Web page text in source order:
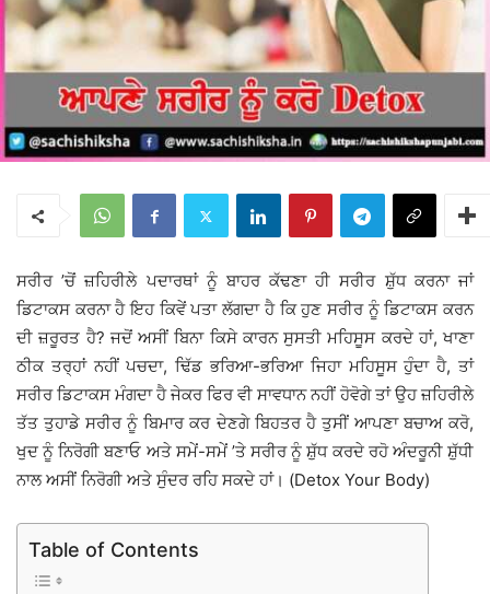
ਸਰੀਰ ’ਚੋਂ ਜ਼ਹਿਰੀਲੇ ਪਦਾਰਥਾਂ ਨੂੰ ਬਾਹਰ ਕੱਢਣਾ ਹੀ ਸਰੀਰ ਸ਼ੁੱਧ ਕਰਨਾ ਜਾਂ
ਡਿਟਾਕਸ ਕਰਨਾ ਹੈ ਇਹ ਕਿਵੇਂ ਪਤਾ ਲੱਗਦਾ ਹੈ ਕਿ ਹੁਣ ਸਰੀਰ ਨੂੰ ਡਿਟਾਕਸ ਕਰਨ
ਦੀ ਜ਼ਰੂਰਤ ਹੈ? ਜਦੋਂ ਅਸੀਂ ਬਿਨਾ ਕਿਸੇ ਕਾਰਨ ਸੁਸਤੀ ਮਹਿਸੂਸ ਕਰਦੇ ਹਾਂ, ਖਾਣਾ
ਠੀਕ ਤਰ੍ਹਾਂ ਨਹੀਂ ਪਚਦਾ, ਢਿੱਡ ਭਰਿਆ-ਭਰਿਆ ਜਿਹਾ ਮਹਿਸੂਸ ਹੁੰਦਾ ਹੈ, ਤਾਂ
ਸਰੀਰ ਡਿਟਾਕਸ ਮੰਗਦਾ ਹੈ ਜੇਕਰ ਫਿਰ ਵੀ ਸਾਵਧਾਨ ਨਹੀਂ ਹੋਵੋਗੇ ਤਾਂ ਉਹ ਜ਼ਹਿਰੀਲੇ
ਤੱਤ ਤੁਹਾਡੇ ਸਰੀਰ ਨੂੰ ਬਿਮਾਰ ਕਰ ਦੇਣਗੇ ਬਿਹਤਰ ਹੈ ਤੁਸੀਂ ਆਪਣਾ ਬਚਾਅ ਕਰੋ,
ਖੁਦ ਨੂੰ ਨਿਰੋਗੀ ਬਣਾਓ ਅਤੇ ਸਮੇਂ-ਸਮੇਂ ’ਤੇ ਸਰੀਰ ਨੂੰ ਸ਼ੁੱਧ ਕਰਦੇ ਰਹੋ ਅੰਦਰੂਨੀ ਸ਼ੁੱਧੀ
ਨਾਲ ਅਸੀਂ ਨਿਰੋਗੀ ਅਤੇ ਸੁੰਦਰ ਰਹਿ ਸਕਦੇ ਹਾਂ। (Detox Your Body)
Table of Contents